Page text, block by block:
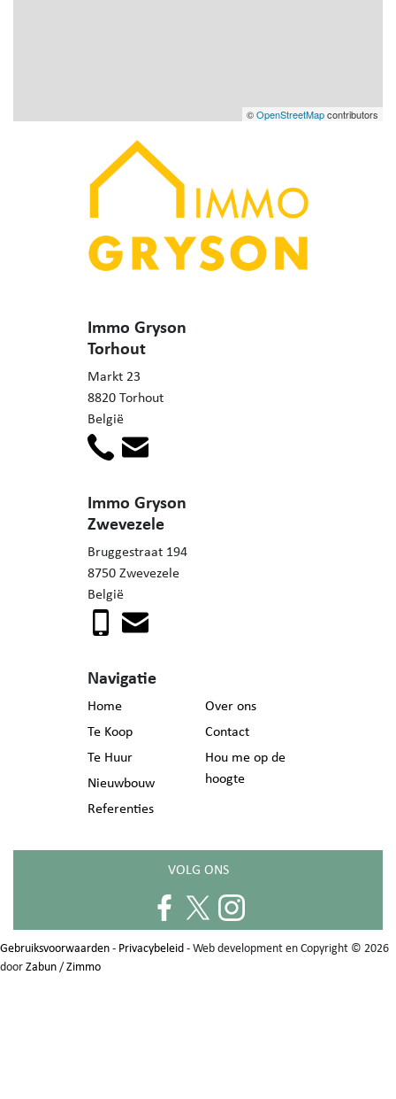
©OpenStreetMapcontributors
Immo Gryson
Torhout
Markt 23
8820 Torhout
België
Immo Gryson
Zwevezele
Bruggestraat 194
8750 Zwevezele
België
Navigatie
Home
Te Koop
Te Huur
Nieuwbouw
Referenties
Over ons
Contact
Hou me op de
hoogte
VOLG ONS
Gebruiksvoorwaarden- Privacybeleid- Web development en Copyright © 2026
doorZabun/Zimmo